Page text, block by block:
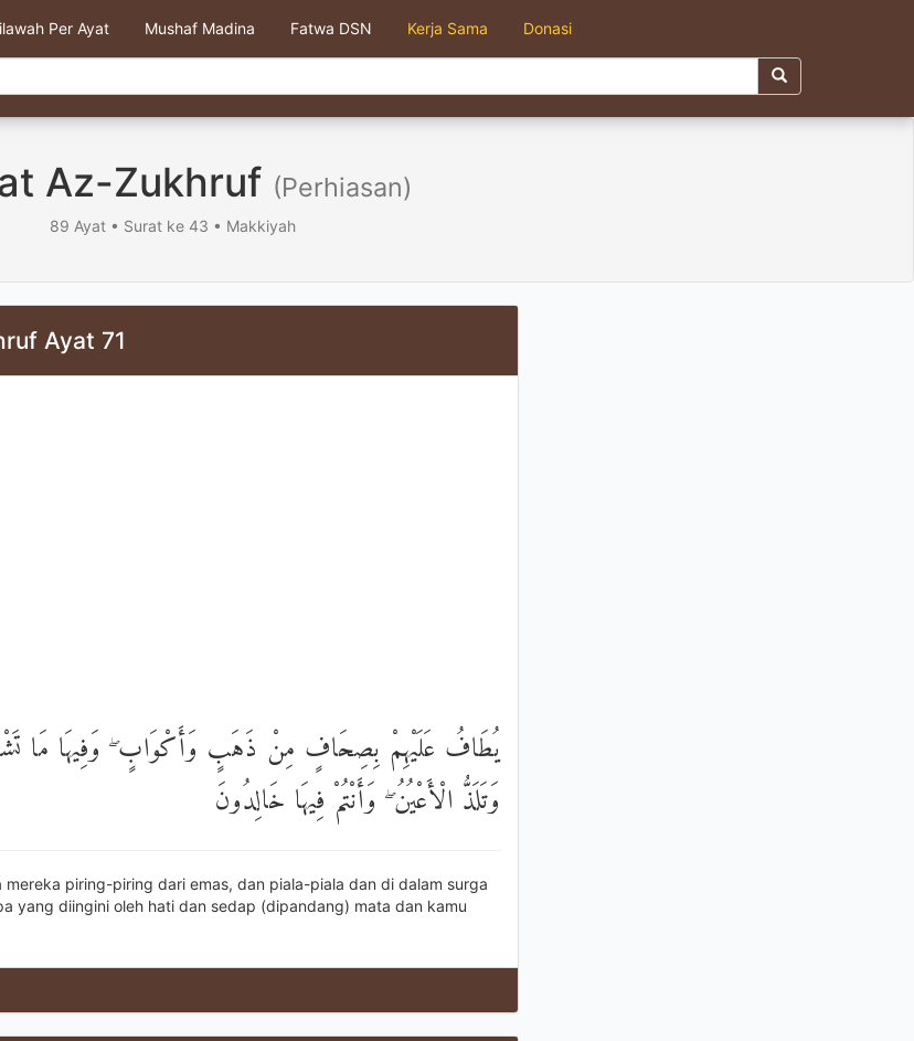
Per Ayat Mushaf Madina Fatwa DSN Kerja Sama Donasi
Az-Zukhruf (Perhiasan)
89 Ayat • Surat ke 43 • Makkiyah
Ayat 71
يُطَافُ عَلَيْهِمْ بِصِحَافٍ مِنْ ذَهَبٍ وَأَكْوَابٍ ۖ وَفِيهَا مَا
وَتَلَذُّ الْأَعْيُنُ ۖ وَأَنْتُمْ فِيهَا خَالِدُونَ
mereka piring-piring dari emas, dan piala-piala dan di dalam surga
yang diingini oleh hati dan sedap (dipandang) mata dan kamu